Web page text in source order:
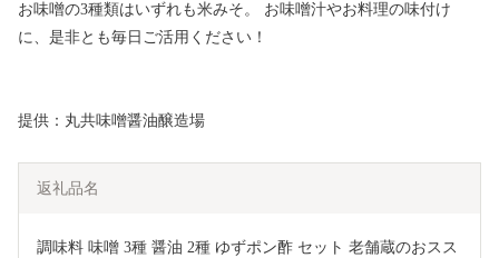
お味噌の3種類はいずれも米みそ。 お味噌汁やお料理の味付け
に、是非とも毎日ご活用ください！
提供：丸共味噌醤油醸造場
返礼品名
調味料 味噌 3種 醤油 2種 ゆずポン酢 セット 老舗蔵のおスス